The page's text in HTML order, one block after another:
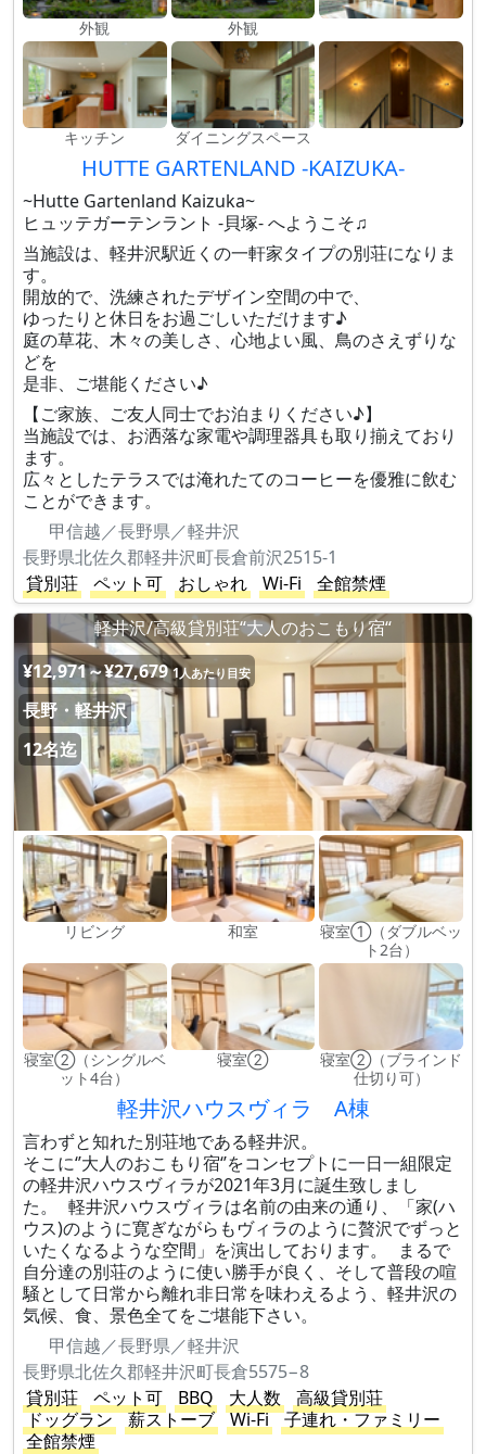
外観 外観
キッチン ダイニングスペース
HUTTE GARTENLAND -KAIZUKA-
~Hutte Gartenland Kaizuka~
ヒュッテガーテンラント -貝塚- へようこそ♫
当施設は、軽井沢駅近くの一軒家タイプの別荘になりま
す。
開放的で、洗練されたデザイン空間の中で、
ゆったりと休日をお過ごしいただけます♪
庭の草花、木々の美しさ、心地よい風、鳥のさえずりな
どを
是非、ご堪能ください♪
【ご家族、ご友人同士でお泊まりください♪】
当施設では、お洒落な家電や調理器具も取り揃えており
ます。
広々としたテラスでは淹れたてのコーヒーを優雅に飲む
ことができます。
甲信越／長野県／軽井沢
長野県北佐久郡軽井沢町長倉前沢2515-1
貸別荘
ペット可 おしゃれ Wi-Fi
全館禁煙
軽井沢/高級貸別荘“大人のおこもり宿“
¥12,971～¥27,679 1人あたり目安
長野・軽井沢
12名迄
リビング 和室
寝室①（ダブルベッ
ト2台）
寝室②（シングルベ
ット4台）
寝室②
寝室②（ブラインド
仕切り可）
軽井沢ハウスヴィラ A棟
言わずと知れた別荘地である軽井沢。
そこに‘’大人のおこもり宿‘’をコンセプトに一日一組限定
の軽井沢ハウスヴィラが2021年3月に誕生致しまし
た。 軽井沢ハウスヴィラは名前の由来の通り、「家(ハ
ウス)のように寛ぎながらもヴィラのように贅沢でずっと
いたくなるような空間」を演出しております。 まるで
自分達の別荘のように使い勝手が良く、そして普段の喧
騒として日常から離れ非日常を味わえるよう、軽井沢の
気候、食、景色全てをご堪能下さい。
甲信越／長野県／軽井沢
長野県北佐久郡軽井沢町長倉5575−8
貸別荘
ペット可 BBQ 大人数
高級貸別荘
ドッグラン
薪ストーブ Wi-Fi
子連れ・ファミリー
全館禁煙